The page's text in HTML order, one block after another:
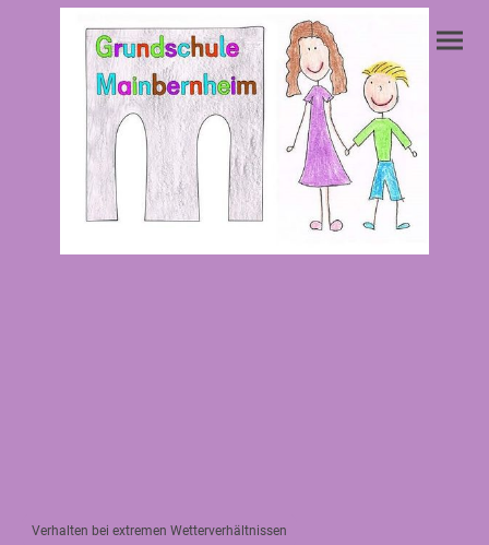
Verhalten bei extremen Wetterverhältnissen